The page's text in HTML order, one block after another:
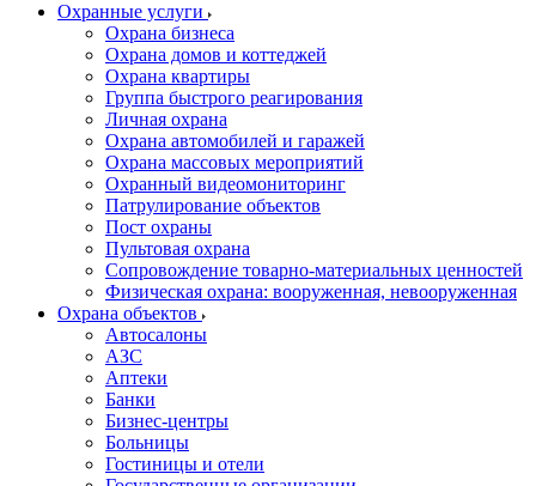
Охранные услуги
Охрана бизнеса
Охрана домов и коттеджей
Охрана квартиры
Группа быстрого реагирования
Личная охрана
Охрана автомобилей и гаражей
Охрана массовых мероприятий
Охранный видеомониторинг
Патрулирование объектов
Пост охраны
Пультовая охрана
Сопровождение товарно-материальных ценностей
Физическая охрана: вооруженная, невооруженная
Охрана объектов
Автосалоны
АЗС
Аптеки
Банки
Бизнес-центры
Больницы
Гостиницы и отели